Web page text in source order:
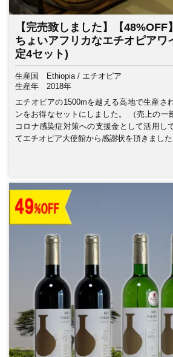
【完売致しました】【
ちょいアフリカなエチオピアワ
定4セット)
生産国
Ethiopia / エチオピア
生産年
2018年
エチオピアの1500mを越える高地で生産さ
ンをお得なセットにしました。 （売上の一
コロナ感染症対策への支援金として活用し
てエチオピア大使館から感謝状を頂きました